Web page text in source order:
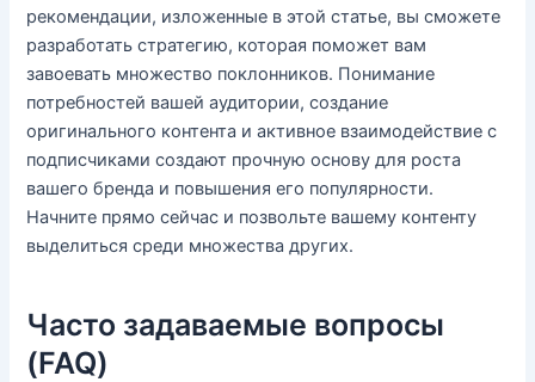
рекомендации, изложенные в этой статье, вы сможете
разработать стратегию, которая поможет вам
завоевать множество поклонников. Понимание
потребностей вашей аудитории, создание
оригинального контента и активное взаимодействие с
подписчиками создают прочную основу для роста
вашего бренда и повышения его популярности.
Начните прямо сейчас и позвольте вашему контенту
выделиться среди множества других.
Часто задаваемые вопросы
(FAQ)